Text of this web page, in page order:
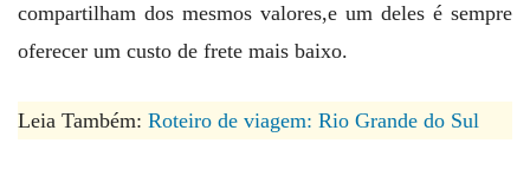
compartilham dos mesmos valores,e um deles é sempre
oferecer um custo de frete mais baixo.
Leia Também: Roteiro de viagem: Rio Grande do Sul